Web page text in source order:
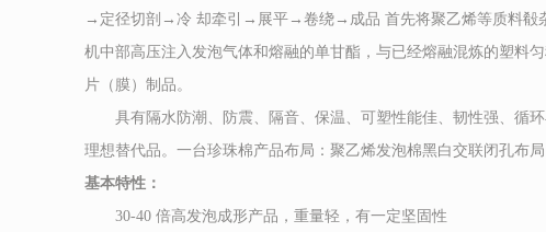
→定径切剖→冷 却牵引→展平→卷绕→成品 首先将聚乙烯等质料殽
机中部高压注入发泡气体和熔融的单甘酯，与已经熔融混炼的塑料
片（膜）制品。
具有隔水防潮、防震、隔音、保温、可塑性能佳、韧性强、循环
理想替代品。一台珍珠棉产品布局：聚乙烯发泡棉黑白交联闭孔布
基本特性：
30-40 倍高发泡成形产品，重量轻，有一定坚固性